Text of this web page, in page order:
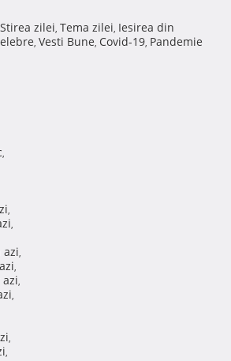
Stirea zilei, Tema zilei, Iesirea din
, Vesti Bune, Covid-19, Pandemie
,
,
,
azi,
,
,
,
,
,